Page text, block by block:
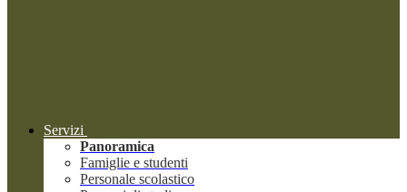
Servizi
Panoramica
Famiglie e studenti
Personale scolastico